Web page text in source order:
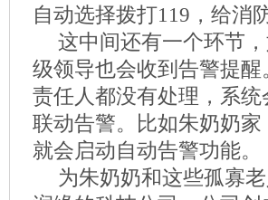
自动选择拨打119，给消
这中间还有一个环节
级领导也会收到告警提
责任人都没有处理，系
联动告警。比如朱奶奶
就会启动自动告警功能。
为朱奶奶和这些孤寡